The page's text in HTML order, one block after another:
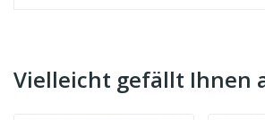
Vielleicht gefällt Ihnen